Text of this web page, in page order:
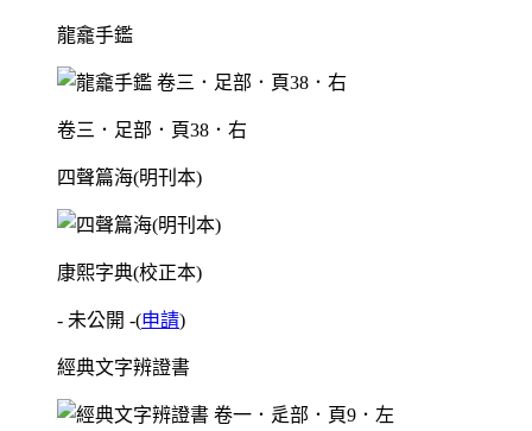
龍龕手鑑
卷三．足部．頁38．右
四聲篇海(明刊本)
康熙字典(校正本)
- 未公開 -(申請)
經典文字辨證書